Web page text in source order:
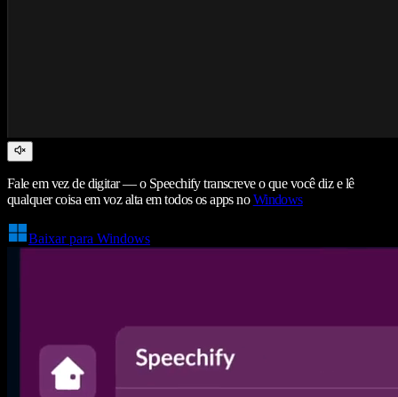
Fale em vez de digitar — o Speechify transcreve o que você diz e lê
qualquer coisa em voz alta em todos os apps noWindows
Baixar para Windows